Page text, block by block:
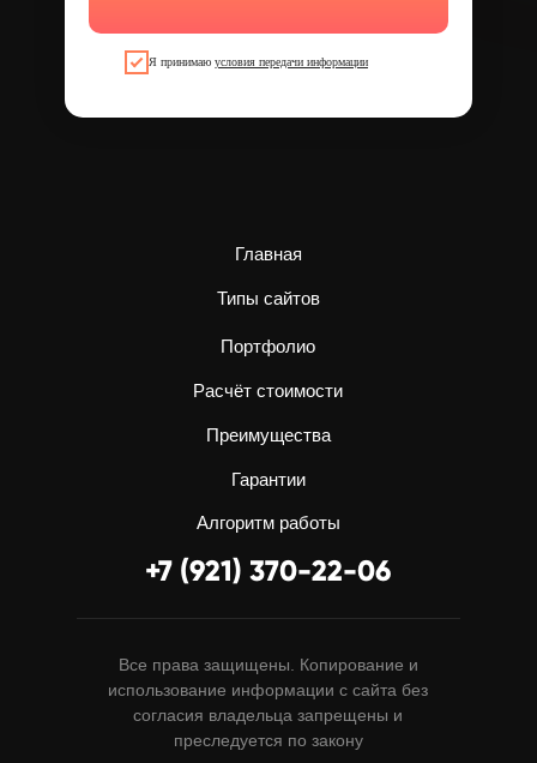
Я принимаю условия передачи информации
Все права защищены. Копирование и
использование информации с сайта без
согласия владельца запрещены и
преследуется по закону
Типы сайтов
Портфолио
Расчёт стоимости
Преимущества
Гарантии
+7 (921) 370-22-06
Главная
Алгоритм работы